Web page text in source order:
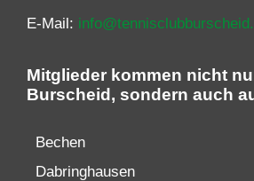
E-Mail:
Mitglieder kommen nicht
Burscheid, sondern auch
Bechen
Dabringhausen